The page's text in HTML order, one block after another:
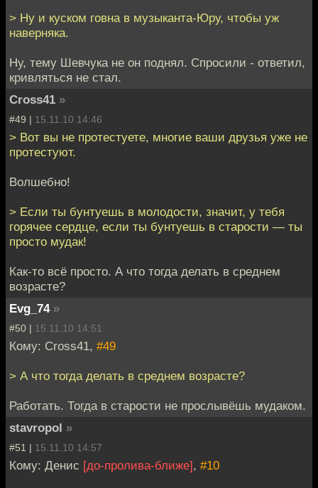
> Ну и куском говна в музыканта-Юру, чтобы уж
наверняка.
Ну, тему Шевчука не он поднял. Спросили - ответил,
кривляться не стал.
Cross41 »
#49 | 15.11.10 14:46
> Вот вы не протестуете, многие ваши друзья уже не
протестуют.
Волшебно!
> Если ты бунтуешь в молодости, значит, у тебя
горячее сердце, если ты бунтуешь в старости — ты
просто мудак!
Как-то всё просто. А что тогда делать в среднем
возрасте?
Evg_74 »
#50 | 15.11.10 14:51
Кому: Cross41, #49
> А что тогда делать в среднем возрасте?
Работать. Тогда в старости не прослывёшь мудаком.
stavropol »
#51 | 15.11.10 14:57
Кому: Денис [до-пролива-ближе], #10